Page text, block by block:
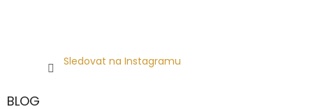
Sledovat na Instagramu
BLOG